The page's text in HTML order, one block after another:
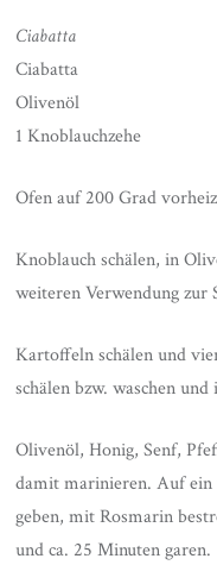
Ciabatta
Ciabatta
Olivenöl
1 Knoblauchzehe
Ofen auf 200 Grad
Knoblauch schälen, in
weiteren Verwendung zur
Kartoffeln schälen und
schälen bzw. waschen
Olivenöl, Honig, Senf,
damit marinieren. Auf ein
geben, mit Rosmarin
und ca. 25 Minuten garen.